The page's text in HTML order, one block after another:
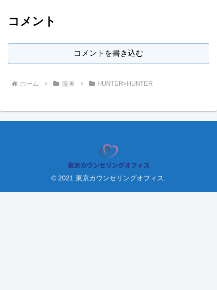
コメント
コメントを書き込む
ホーム 漫画 HUNTER×HUNTER
© 2021 東京カウンセリングオフィス.